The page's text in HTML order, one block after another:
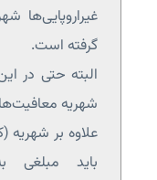
گرفته است.
البته حتی در
شهریه
علاوه بر
باید مبلغی